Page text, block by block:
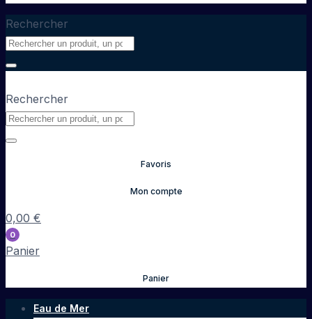
Rechercher
Rechercher
Favoris
Mon compte
0,00 €
0
Panier
Panier
Eau de Mer